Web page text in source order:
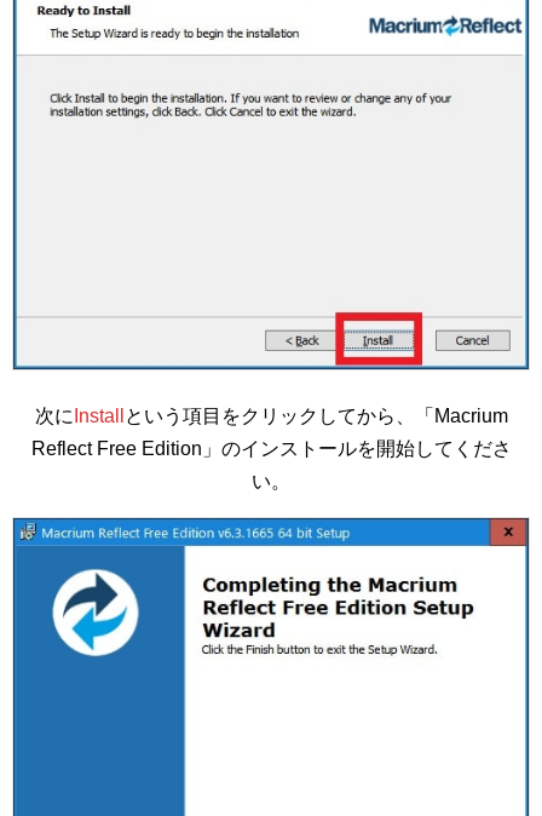
次に Install という項目をクリックしてから、「Macrium
Reflect Free Edition」のインストールを開始してくださ
い。